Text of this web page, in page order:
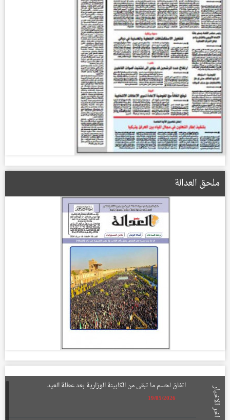
ملحق العدالة
اتفاق لحسم ما تبقى من الكابينة الوزارية بعد عطلة العيد
19/05/2026 اخر الاخبار